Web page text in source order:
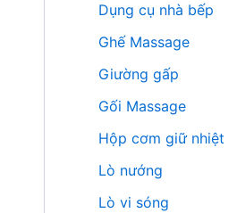
Dụng cụ nhà bếp
Ghế Massage
Giường gấp
Gối Massage
Hộp cơm giữ nhiệt
Lò nướng
Lò vi sóng